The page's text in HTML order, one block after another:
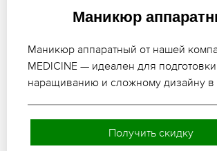
Маникюр
Маникюр аппаратный от нашей
MEDICINE — идеален для
наращиванию и сложному дизайну в
Получить скидку